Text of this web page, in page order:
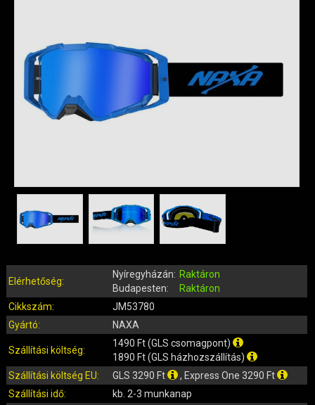
SIMSON ALKATRÉSZEK
AKKUMULÁTOR (ROBOGÓ, MOPED, QUAD)
BERÚGÓ ALKATRÉSZEK (ROBOGÓ, MOPED, QUAD)
BOWDENEK, SPIRÁLOK
CSAPÁGYAK, SZIMERINGEK
FÉKRENDSZER ÉS ALKATRÉSZEI
GYERTYÁK, PIPÁK
IDOMOK, BURKOLATOK, ÜLÉSEK
IRÁNYJELZŐ
IZZÓ (ROBOGÓ, QUAD, MOTOR)
KARBURÁTOROK ÉS ALKATRÉSZEIK
KENŐANYAGOK, TISZTÍTÓK, ÁPOLÓK
KIEGÉSZÍTŐK
Elérhetőség:
Nyíregyházán: Raktáron
Budapesten:
Raktáron
Cikkszám:
JM53780
Gyártó:
NAXA
Szállítási költség:
1490 Ft (GLS csomagpont)
1890 Ft (GLS házhozszállítás)
Szállítási költség EU:
GLS 3290 Ft
, Express One 3290 Ft
Szállítási idő:
kb. 2-3 munkanap